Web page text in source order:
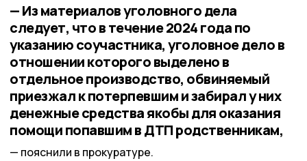
— Из материалов уголовного дела
следует, что в течение 2024 года по
указанию соучастника, уголовное дело в
отношении которого выделено в
отдельное производство, обвиняемый
приезжал к потерпевшим и забирал у них
денежные средства якобы для оказания
помощи попавшим в ДТП родственникам,
пояснили в прокуратуре.